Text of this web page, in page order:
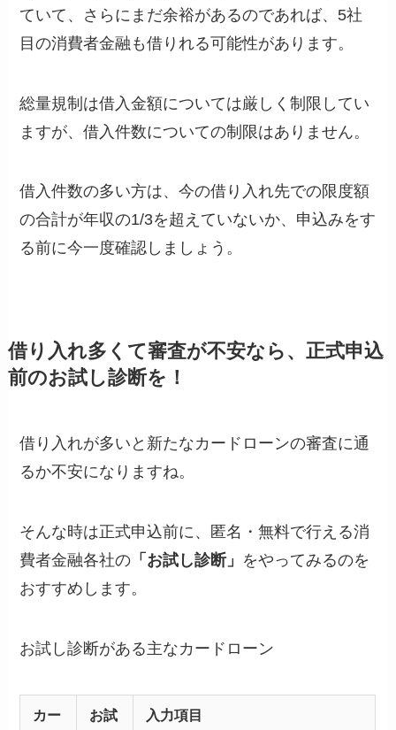
ていて、さらにまだ余裕があるのであれば、5社
目の消費者金融も借りれる可能性があります。
総量規制は借入金額については厳しく制限してい
ますが、借入件数についての制限はありません。
借入件数の多い方は、今の借り入れ先での限度額
の合計が年収の1/3を超えていないか、申込みをす
る前に今一度確認しましょう。
借り入れ多くて審査が不安なら、正式申込
前のお試し診断を！
借り入れが多いと新たなカードローンの審査に通
るか不安になりますね。
そんな時は正式申込前に、匿名・無料で行える消
費者金融各社の 「お試し診断」 をやってみるのを
おすすめします。
お試し診断がある主なカードローン
カー
お試
入力項目